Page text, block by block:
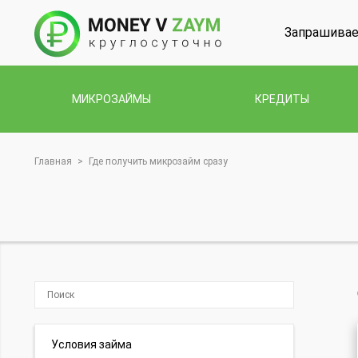
МИКРОЗАЙМЫ КРЕДИТЫ
Главная > Где получить микрозайм сразу
Условия займа